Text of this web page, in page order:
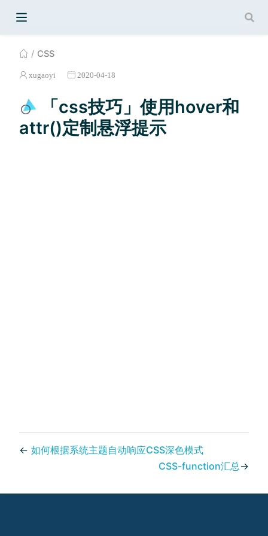
CSS
xugaoyi 2020-04-18
「css技巧」使用hover和
attr()定制悬浮提示
← 如何根据系统主题自动响应CSS深色模式
CSS-function汇总→